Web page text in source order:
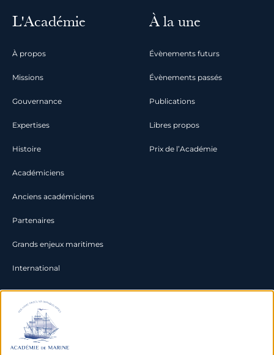
L'Académie
À propos
Missions
Gouvernance
Expertises
Histoire
Académiciens
Anciens académiciens
Partenaires
Grands enjeux maritimes
International
À la une
Évènements futurs
Évènements passés
Publications
Libres propos
Prix de l’Académie
Documentation
Archives